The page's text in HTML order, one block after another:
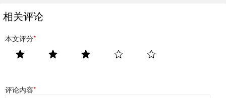
相关评论
本文评分*
评论内容*